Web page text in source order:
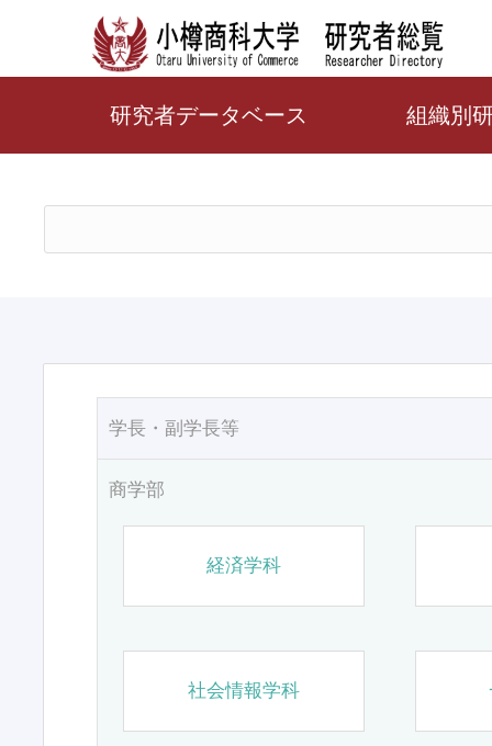
研究者データベース 組織別
学長・副学長等
商学部
経済学科
社会情報学科